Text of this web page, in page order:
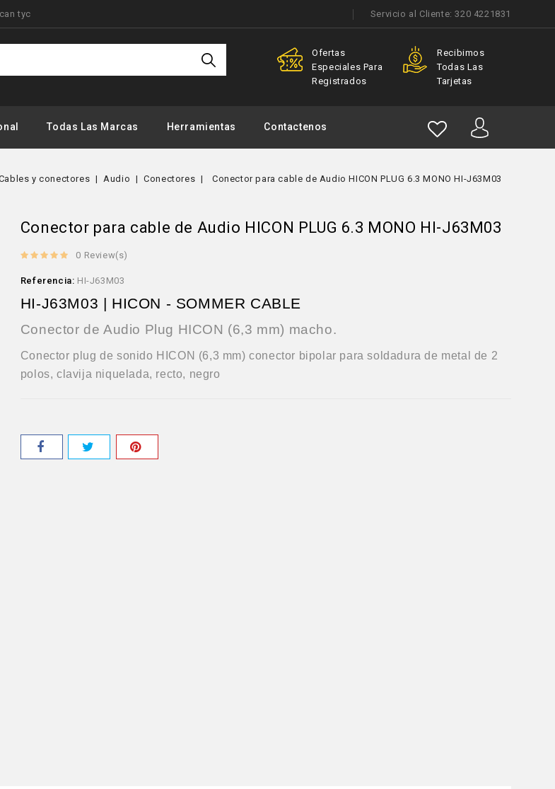
tyc Servicio al Cliente: 320 4221831
Ofertas
Especiales Para
Registrados
Recibimos
Todas Las
Tarjetas
Todas Las Marcas Herramientas Contactenos
y conectores Audio Conectores Conector para cable de Audio HICON PLUG 6.3 MONO HI-J63M03
Conector para cable de Audio HICON PLUG 6.3 MONO HI-J63M03
0 Review(s)
Referencia: HI-J63M03
HI-J63M03 | HICON - SOMMER CABLE
Conector de Audio Plug HICON (6,3 mm) macho.
Conector plug de sonido HICON (6,3 mm) conector bipolar para soldadura de metal de 2
polos, clavija niquelada, recto, negro